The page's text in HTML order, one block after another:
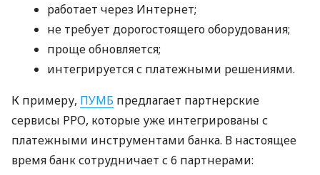
работает через Интернет;
не требует дорогостоящего оборудования;
проще обновляется;
интегрируется с платежными решениями.
К примеру, ПУМБ предлагает партнерские
сервисы РРО, которые уже интегрированы с
платежными инструментами банка. В настоящее
время банк сотрудничает с 6 партнерами: